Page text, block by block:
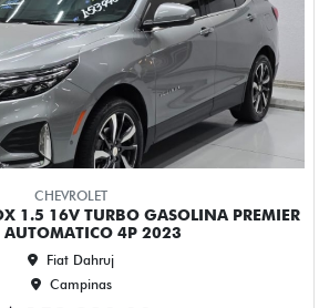
Campinas
R$ 153.990,00
2022/2023
Mais informações